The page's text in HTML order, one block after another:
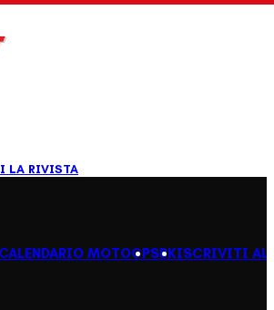
LA RIVISTA
CALENDARIO MOTOGPSBKISCRIVITI AL